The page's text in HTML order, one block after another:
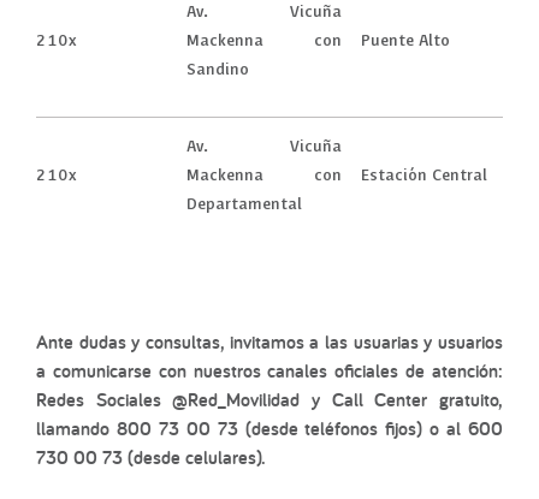
210x
Av. Vicuña
Mackenna con
Sandino
Puente Alto
210x
Av. Vicuña
Mackenna con
Departamental
Estación Central
Ante dudas y consultas, invitamos a las usuarias y usuarios
a comunicarse con nuestros canales oficiales de atención:
Redes Sociales @Red_Movilidad y Call Center gratuito,
llamando 800 73 00 73 (desde teléfonos fijos) o al 600
730 00 73 (desde celulares).